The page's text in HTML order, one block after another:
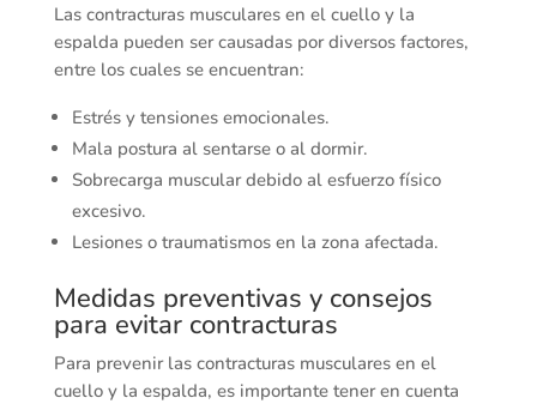
Las contracturas musculares en el cuello y la
espalda pueden ser causadas por diversos factores,
entre los cuales se encuentran:
Estrés y tensiones emocionales.
Mala postura al sentarse o al dormir.
Sobrecarga muscular debido al esfuerzo físico
excesivo.
Lesiones o traumatismos en la zona afectada.
Medidas preventivas y consejos
para evitar contracturas
Para prevenir las contracturas musculares en el
cuello y la espalda, es importante tener en cuenta